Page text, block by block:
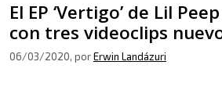
El EP ‘Vertigo’ de Lil
con tres videoclips
06/03/2020, porErwin Landázuri